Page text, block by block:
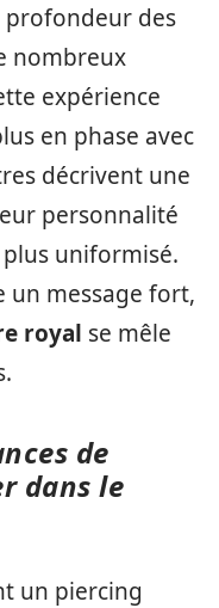
des
nombreux
expérience
en phase avec
décrivent une
personnalité
uniformisé.
un message fort,
royal se mêle
de
dans le
un piercing